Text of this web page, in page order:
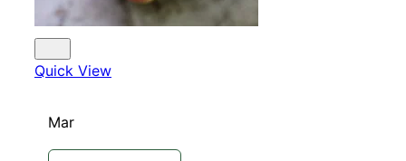
Quick View
Mar